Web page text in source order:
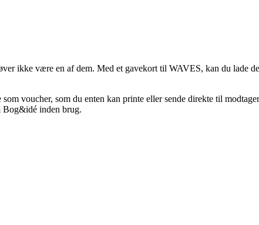
ikke være en af dem. Med et gavekort til WAVES, kan du lade
voucher, som du enten kan printe eller sende direkte til
Bog&idé inden brug.